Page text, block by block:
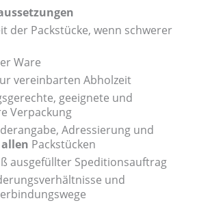
der Packstücke, wenn schwerer
Ware
vereinbarten Abholzeit
geeignete und
Verpackung
Adressierung und
allen Packstücken
ausgefüllter Speditionsauftrag
und